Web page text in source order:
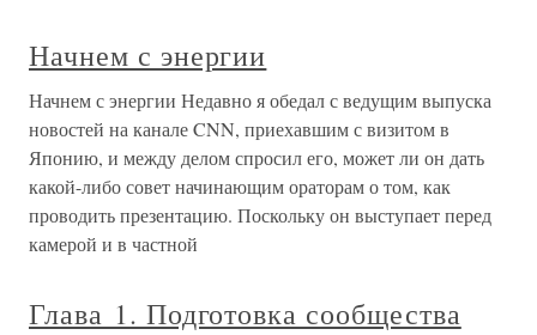
Начнем с энергии
Начнем с энергии Недавно я обедал с ведущим выпуска
новостей на канале CNN, приехавшим с визитом в
Японию, и между делом спросил его, может ли он дать
какой-либо совет начинающим ораторам о том, как
проводить презентацию. Поскольку он выступает перед
камерой и в частной
Глава 1. Подготовка сообщества